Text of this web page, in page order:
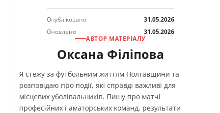
Опубліковано
31.05.2026
Оновлено
31.05.2026
АВТОР МАТЕРІАЛУ
Оксана Філіпова
Я стежу за футбольним життям Полтавщини та
розповідаю про події, які справді важливі для
місцевих уболівальників. Пишу про матчі
професійних і аматорських команд, результати